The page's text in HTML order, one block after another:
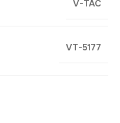
V-TAC
VT-5177